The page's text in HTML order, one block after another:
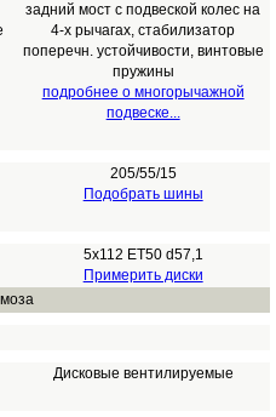
задний мост с подвеской колес на
4-х рычагах, стабилизатор
поперечн. устойчивости, винтовые
пружины
подробнее о многорычажной
подвеске...
205/55/15
Подобрать шины
5x112 ET50 d57,1
Примерить диски
Дисковые вентилируемые